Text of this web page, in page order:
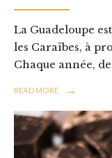
La Guadeloupe
les Caraïbes, à
Chaque année,
READ MORE →